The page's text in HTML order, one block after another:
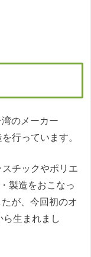
のメーカー
行っています。
スチックやポリエ
製造をおこなっ
が、今回初のオ
ら生まれまし